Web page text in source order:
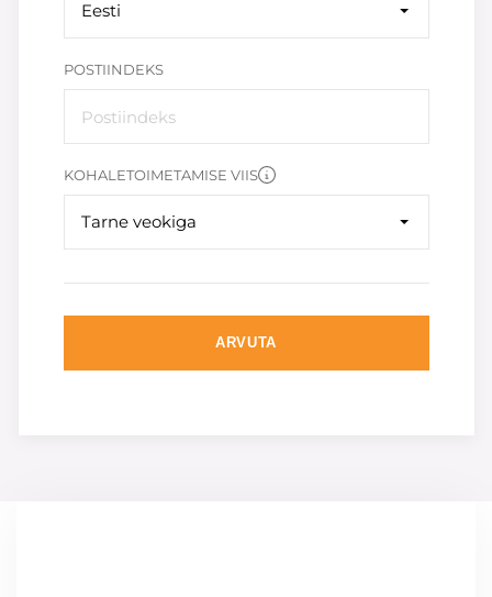
Eesti
POSTIINDEKS
KOHALETOIMETAMISE VIIS
Tarne veokiga
ARVUTA